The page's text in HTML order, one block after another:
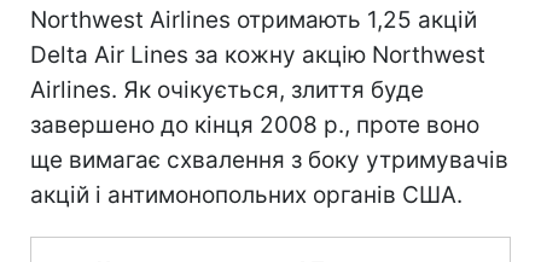
Northwest Airlines отримають 1,25 акцій
Delta Air Lines за кожну акцію Northwest
Airlines. Як очікується, злиття буде
завершено до кінця 2008 р., проте воно
ще вимагає схвалення з боку утримувачів
акцій і антимонопольних органів США.